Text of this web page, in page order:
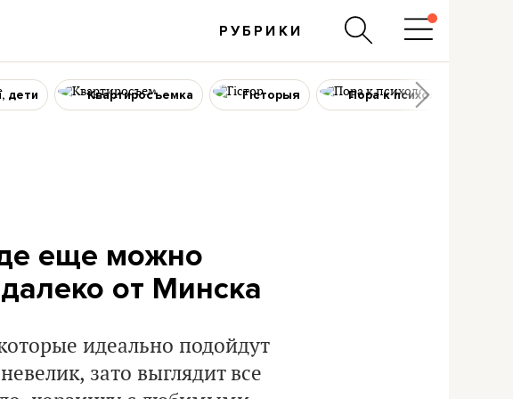
РУБРИКИ
дети Квартиросъемка Гісторыя Пора к психологу
еще можно
от Минска
идеально подойдут
зато выглядит все